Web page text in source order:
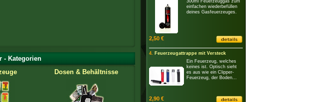
- Kategorien
Dosen & Behältnisse
300ml Feuerzeuggas zum
einfachen wiederbefüllen
deines Gasfeuerzeuges.
2,50 €
4. Feuerzeugattrappe mit Versteck
Ein Feuerzeug, welches
keines ist. Optisch sieht
es aus wie ein Clipper-
Feuerzeug, der Boden...
2,90 €